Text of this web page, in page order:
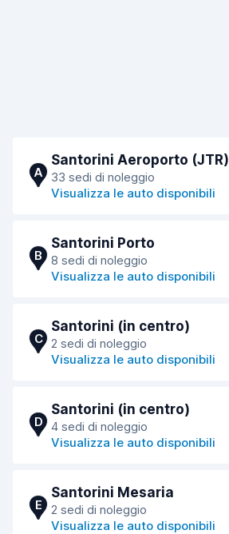
A
Santorini Aeroporto (JTR)
33 sedi di noleggio
Visualizza le auto disponibili
B
Santorini Porto
8 sedi di noleggio
Visualizza le auto disponibili
C
Santorini (in centro)
2 sedi di noleggio
Visualizza le auto disponibili
D
Santorini (in centro)
4 sedi di noleggio
Visualizza le auto disponibili
E
Santorini Mesaria
2 sedi di noleggio
Visualizza le auto disponibili